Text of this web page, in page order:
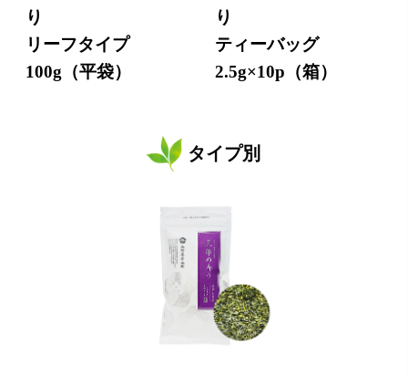
り
リーフタイプ
100g（平袋）
り
ティーバッグ
2.5g×10p（箱）
タイプ別